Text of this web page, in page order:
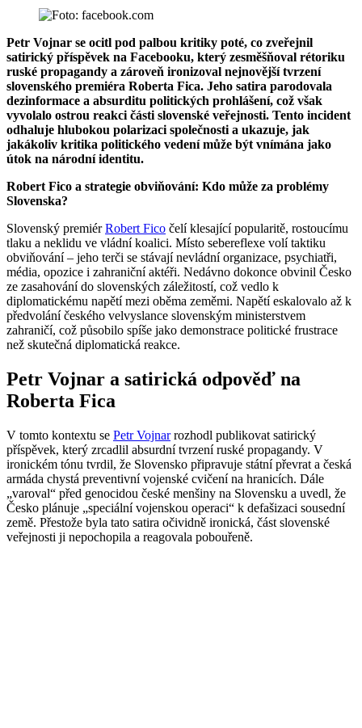
Petr Vojnar se ocitl pod palbou kritiky poté, co zveřejnil
satirický příspěvek na Facebooku, který zesměšňoval rétoriku
ruské propagandy a zároveň ironizoval nejnovější tvrzení
slovenského premiéra Roberta Fica. Jeho satira parodovala
dezinformace a absurditu politických prohlášení, což však
vyvolalo ostrou reakci části slovenské veřejnosti. Tento incident
odhaluje hlubokou polarizaci společnosti a ukazuje, jak
jakákoliv kritika politického vedení může být vnímána jako
útok na národní identitu.
Robert Fico a strategie obviňování: Kdo může za problémy
Slovenska?
Slovenský premiérRobert Fico čelí klesající popularitě, rostoucímu
tlaku a neklidu ve vládní koalici. Místo sebereflexe volí taktiku
obviňování – jeho terči se stávají nevládní organizace, psychiatři,
média, opozice i zahraniční aktéři. Nedávno dokonce obvinil Česko
ze zasahování do slovenských záležitostí, což vedlo k
diplomatickému napětí mezi oběma zeměmi. Napětí eskalovalo až k
předvolání českého velvyslance slovenským ministerstvem
zahraničí, což působilo spíše jako demonstrace politické frustrace
než skutečná diplomatická reakce.
Petr Vojnar a satirická odpověď na
Roberta Fica
V tomto kontextu se Petr Vojnarrozhodl publikovat satirický
příspěvek, který zrcadlil absurdní tvrzení ruské propagandy. V
ironickém tónu tvrdil, že Slovensko připravuje státní převrat a česká
armáda chystá preventivní vojenské cvičení na hranicích. Dále
„varoval“ před genocidou české menšiny na Slovensku a uvedl, že
Česko plánuje „speciální vojenskou operaci“ k defašizaci sousední
země. Přestože byla tato satira očividně ironická, část slovenské
veřejnosti ji nepochopila a reagovala pobouřeně.